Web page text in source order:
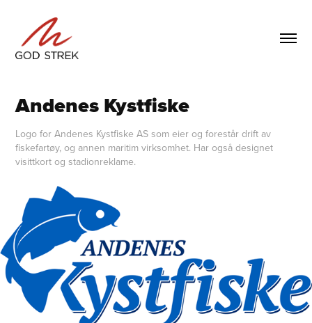
Andenes Kystfiske
Logo for Andenes Kystfiske AS som eier og forestår drift av
fiskefartøy, og annen maritim virksomhet. Har også designet